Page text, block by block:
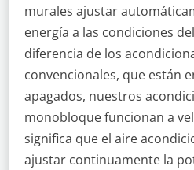
murales ajustar
energía a las condiciones
diferencia de los
convencionales, que están
apagados, nuestros
monobloque funcionan a
significa que el aire
ajustar continuamente la